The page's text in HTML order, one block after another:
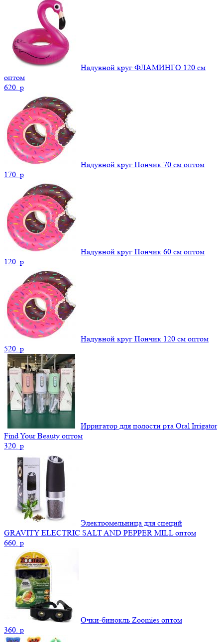
Надувной круг ФЛАМИНГО 120 см
оптом
620. p
Надувной круг Пончик 70 см оптом
170. p
Надувной круг Пончик 60 см оптом
120. p
Надувной круг Пончик 120 см оптом
520. p
Ирригатор для полости рта Oral Irrigator
Find Your Beauty оптом
320. p
Электромельница для специй
GRAVITY ELECTRIC SALT AND PEPPER MILL оптом
660. p
Очки-бинокль Zoomies оптом
360. p